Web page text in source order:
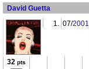
David Guetta
1. 07/2001
32 pts